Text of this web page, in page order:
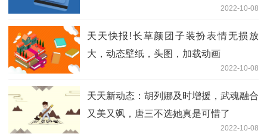
2022-10-08
天天快报!长草颜团子装扮表情无损放
大，动态壁纸，头图，加载动画
2022-10-08
天天新动态：胡列娜及时增援，武魂融合
又美又飒，唐三不选她真是可惜了
2022-10-08